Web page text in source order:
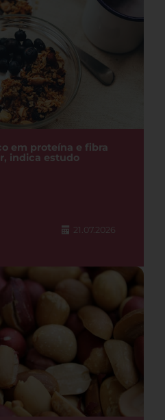
em proteína e fibra
indica estudo
21.07.2026